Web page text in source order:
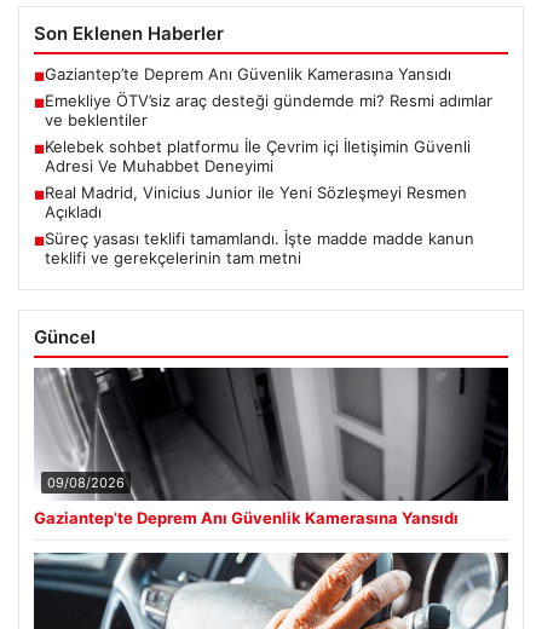
Son Eklenen Haberler
■Gaziantep’te Deprem Anı Güvenlik Kamerasına Yansıdı
■Emekliye ÖTV’siz araç desteği gündemde mi? Resmi adımlar
ve beklentiler
■Kelebek sohbet platformu İle Çevrim içi İletişimin Güvenli
Adresi Ve Muhabbet Deneyimi
■Real Madrid, Vinicius Junior ile Yeni Sözleşmeyi Resmen
Açıkladı
■Süreç yasası teklifi tamamlandı. İşte madde madde kanun
teklifi ve gerekçelerinin tam metni
Güncel
09/08/2026
Gaziantep’te Deprem Anı Güvenlik Kamerasına Yansıdı